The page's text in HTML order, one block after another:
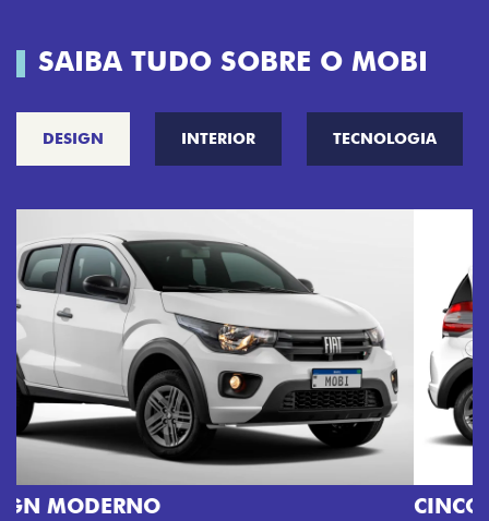
SAIBA TUDO SOBRE O MOBI
DESIGN INTERIOR TECNOLOGIA
CINCO OPÇÕES DE CORES